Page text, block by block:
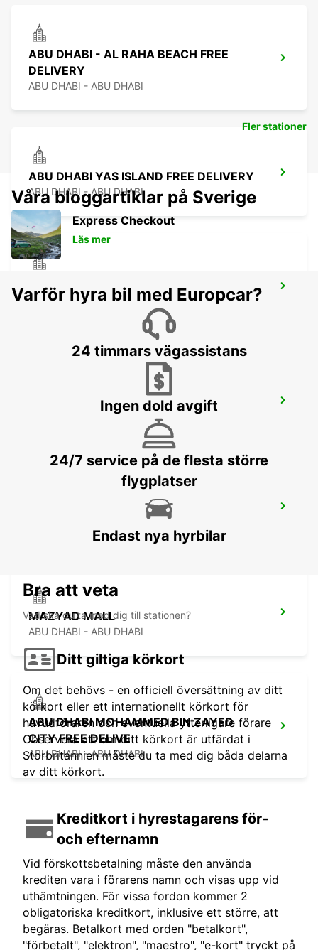
ABU DHABI - AL RAHA BEACH FREE
DELIVERY
ABU DHABI - ABU DHABI
ABU DHABI YAS ISLAND FREE DELIVERY
ABU DHABI - ABU DHABI
DELIVERY
FORSAN CENTRAL MALL
ABU DHABI UNIVERSITY ZAYED CITY
MAZYAD MALL
ABU DHABI - ABU DHABI
ABU DHABI MOHAMMED BIN ZAYED
CITY FREE DELIVE
ABU DHABI - ABU DHABI
Fler stationer
Våra bloggartiklar på Sverige
Express Checkout
Läs mer
Varför hyra bil med Europcar?
24 timmars vägassistans
Ingen dold avgift
24/7 service på de flesta större
flygplatser
Endast nya hyrbilar
Bra att veta
Vad ska du ta med dig till stationen?
Ditt giltiga körkort
Om det behövs - en officiell översättning av ditt
körkort eller ett internationellt körkort för
huvudföraren och eventuella ytterligare förare
Observera att om ditt körkort är utfärdat i
Storbritannien måste du ta med dig båda delarna
av ditt körkort.
Kreditkort i hyrestagarens för-
och efternamn
Vid förskottsbetalning måste den använda
krediten vara i förarens namn och visas upp vid
uthämtningen. För vissa fordon kommer 2
obligatoriska kreditkort, inklusive ett större, att
begäras. Betalkort med orden "betalkort",
"förbetalt", "elektron", "maestro", "e-kort" tryckt på